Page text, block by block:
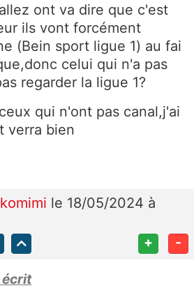
ont va dire que c'est
ils vont forcément
(Bein sport ligue 1) au fai
celui qui n'a pas
regarder la ligue 1?
qui n'ont pas canal,j'ai
verra bien
le 18/05/2024 à
+ -